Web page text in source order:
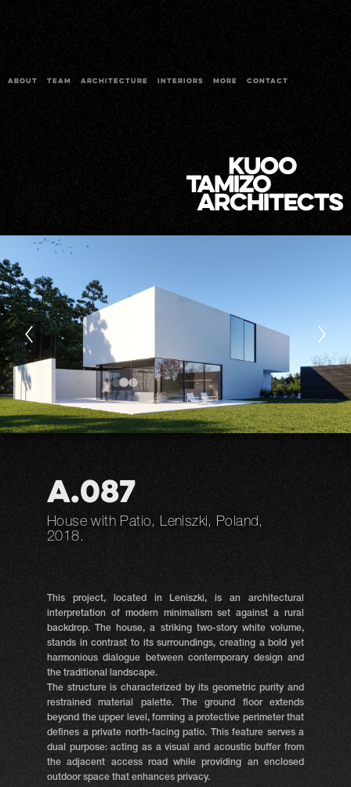
ABOUT TEAM ARCHITECTURE INTERIORS MORE CONTACT
A.087
House with Patio, Leniszki, Poland,
2018.
This project, located in Leniszki, is an architectural
interpretation of modern minimalism set against a rural
backdrop. The house, a striking two-story white volume,
stands in contrast to its surroundings, creating a bold yet
harmonious dialogue between contemporary design and
the traditional landscape.
The structure is characterized by its geometric purity and
restrained material palette. The ground floor extends
beyond the upper level, forming a protective perimeter that
defines a private north-facing patio. This feature serves a
dual purpose: acting as a visual and acoustic buffer from
the adjacent access road while providing an enclosed
outdoor space that enhances privacy.